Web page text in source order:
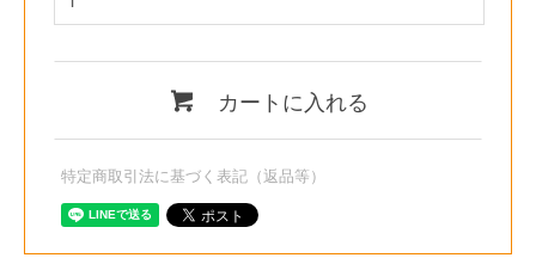
カートに入れる
特定商取引法に基づく表記（返品等）